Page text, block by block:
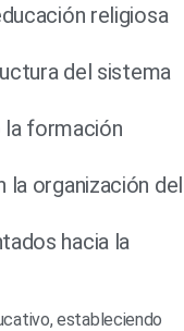
religiosa
del sistema
la formación
la organización del
hacia la
estableciendo